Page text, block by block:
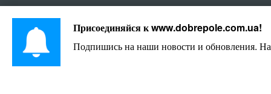
Присоединяйся кwww.dobrepole.com.ua!
Подпишись на наши новости и обновления.